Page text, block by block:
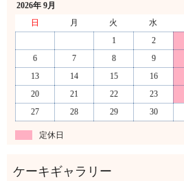
2026年 9月
日
月 火 水
1
2
6
7 8 9
13
14 15 16
20
21 22 23
27
28 29 30
定休日